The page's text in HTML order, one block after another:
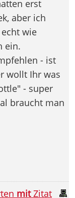
erst
aber ich
wie
ein.
- ist
wollt Ihr was
- super
braucht man
mitZitat